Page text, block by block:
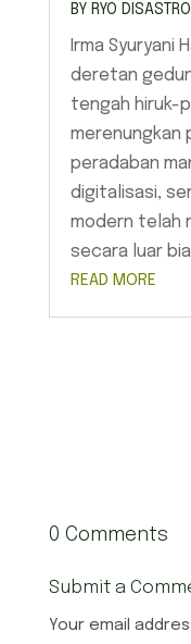
BY RYO DISASTRO
Irma Syuryani
deretan
tengah hiruk-
merenungkan
peradaban
digitalisasi,
modern telah
secara luar
READ MORE
0 Comments
Submit a
Your email